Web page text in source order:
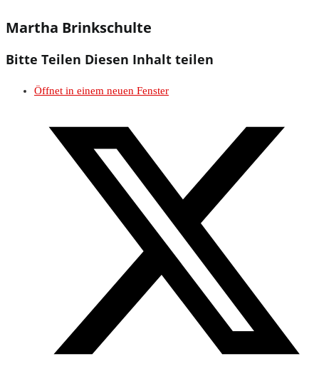
Martha Brinkschulte
Bitte Teilen Diesen Inhalt teilen
Öffnet in einem neuen Fenster